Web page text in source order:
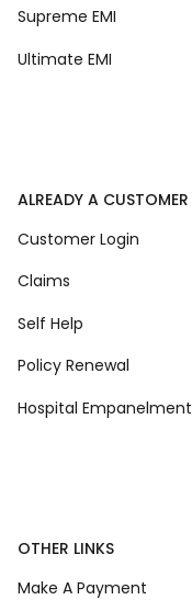
Supreme EMI
Ultimate EMI
ALREADY A CUSTOMER
Customer Login
Claims
Self Help
Policy Renewal
Hospital Empanelment
OTHER LINKS
Make A Payment